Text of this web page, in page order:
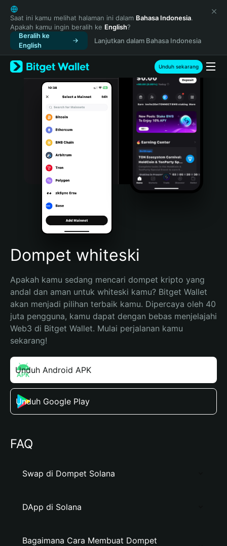
English
日本語
Tiếng Việt
Русский
Español (Latinoamérica)
Türkçe
Italiano
Português (Portugal)
Bahasa Indonesia
Português (Brasil)
Español (Argentina)
Saat ini kamu melihat halaman ini dalam Bahasa Indonesia.
Apakah kamu ingin beralih ke English?
Beralih ke
English
Lanjutkan dalam Bahasa Indonesia
Unduh sekarang
Dompet whiteski
Apakah kamu sedang mencari dompet kripto yang
andal dan aman untuk whiteski kamu? Bitget Wallet
akan menjadi pilihan terbaik kamu. Dipercaya oleh 40
juta pengguna, kamu dapat dengan bebas menjelajahi
Web3 di Bitget Wallet. Mulai perjalanan kamu
sekarang!
Unduh Android APK
Unduh Google Play
FAQ
Swap di Dompet Solana
DApp di Solana
Bagaimana Cara Membuat Dompet